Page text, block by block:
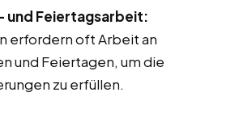
und Feiertagsarbeit:
erfordern oft Arbeit an
und Feiertagen, um die
zu erfüllen.